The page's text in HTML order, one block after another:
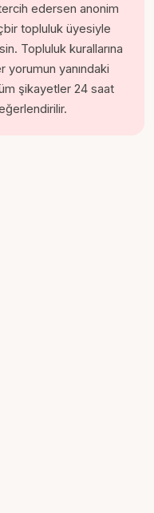
edersen anonim
topluluk üyesiyle
Topluluk kurallarına
yorumun yanındaki
şikayetler 24 saat